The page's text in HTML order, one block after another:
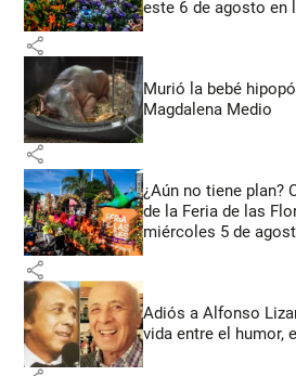
este 6 de agosto en
share
Murió la bebé
Magdalena Medio
share
¿Aún no tiene plan?
de la Feria de las
miércoles 5 de
share
Adiós a Alfonso
vida entre el humor,